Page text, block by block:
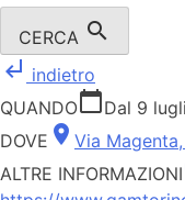
CERCA search
subdirectory_arrow_left indietro
QUANDOcalendar_todayDal 9
DOVE place Via Magenta,
ALTRE INFORMAZIONI